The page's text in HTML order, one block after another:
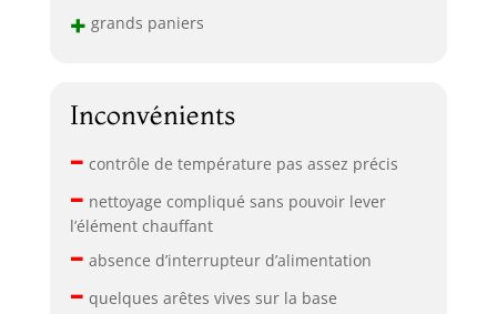
+ grands paniers
Inconvénients
– contrôle de température pas assez précis
– nettoyage compliqué sans pouvoir lever
l’élément chauffant
– absence d’interrupteur d’alimentation
– quelques arêtes vives sur la base